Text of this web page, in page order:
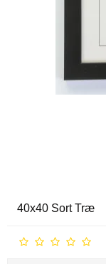
40x40 Sort Træ